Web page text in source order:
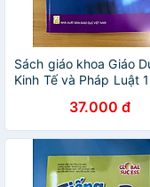
Sách giáo khoa Giáo
Kinh Tế và Pháp Luật
(Kèm nilon bọc sách,
tên)
37.000 đ